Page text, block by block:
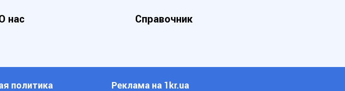
нас
Справочник
политика
Реклама на 1kr.ua